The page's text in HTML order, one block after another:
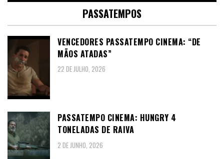
PASSATEMPOS
VENCEDORES PASSATEMPO CINEMA: “DE
MÃOS ATADAS”
22 DE JULHO, 2026
PASSATEMPO CINEMA: HUNGRY 4
TONELADAS DE RAIVA
2 DE JUNHO, 2026